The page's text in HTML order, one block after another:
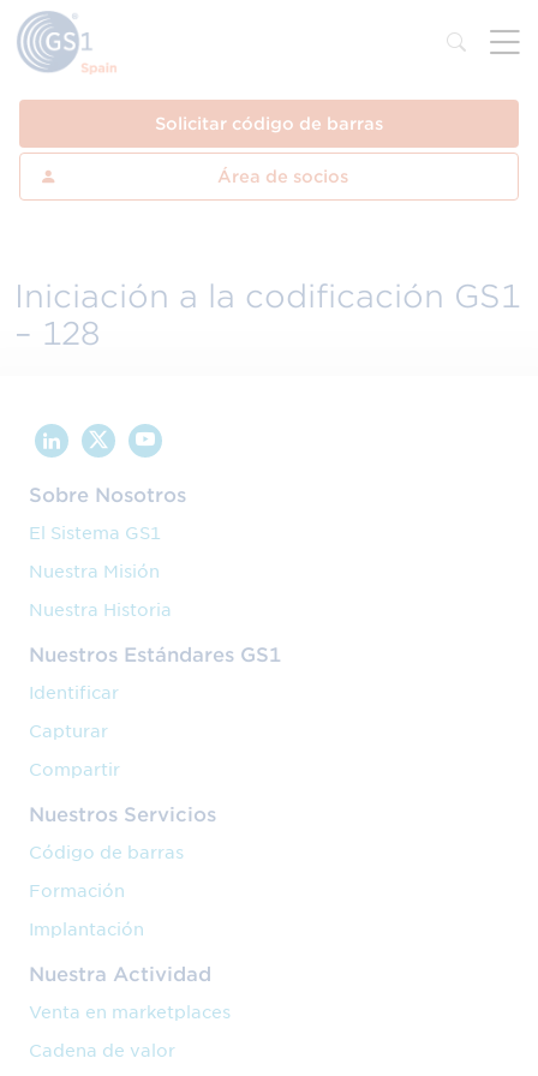
Solicitar código de barras
Área de socios
Iniciación a la codificación GS1
– 128
Sobre Nosotros
El Sistema GS1
Nuestra Misión
Nuestra Historia
Nuestros Estándares GS1
Identificar
Capturar
Compartir
Nuestros Servicios
Código de barras
Formación
Implantación
Nuestra Actividad
Venta en marketplaces
Cadena de valor